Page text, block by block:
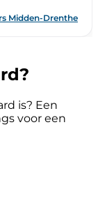
is? Een
voor een